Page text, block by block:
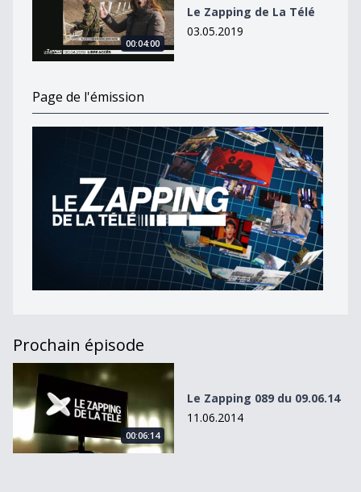
00:04:00
Le Zapping de La Télé
03.05.2019
Page de l'émission
Prochain épisode
Le Zapping 089 du 09.06.14
00:06:14
Le Zapping 089 du 09.06.14
11.06.2014